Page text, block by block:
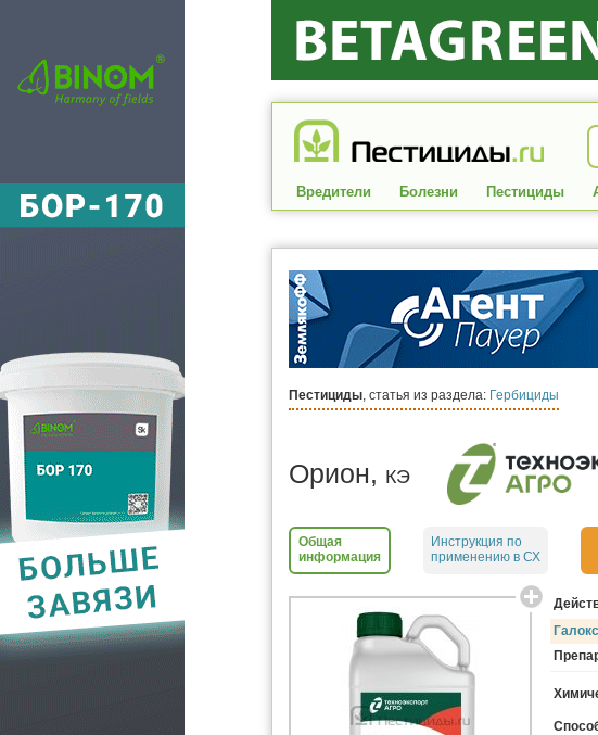
Вредители Болезни Пестициды
Пестициды, статья из раздела: Гербициды
Орион, КЭ
Общая
информация
Инструкция по
применению в СХ